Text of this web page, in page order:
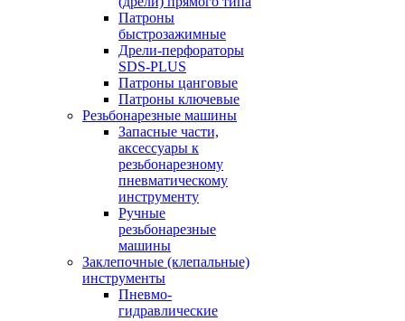
Патроны
быстрозажимные
Дрели-перфораторы
SDS-PLUS
Патроны цанговые
Патроны ключевые
Резьбонарезные машины
Запасные части,
аксессуары к
резьбонарезному
пневматическому
инструменту
Ручные
резьбонарезные
машины
Заклепочные (клепальные)
инструменты
Пневмо-
гидравлические